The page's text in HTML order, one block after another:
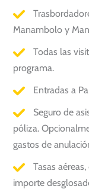
Manambolo y
Todas las
programa.
Entradas a
Seguro de
póliza.
gastos de
Tasas
importe